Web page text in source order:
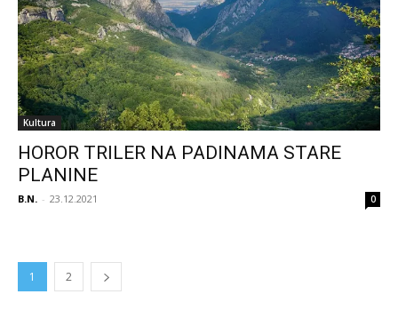
Kultura
HOROR TRILER NA PADINAMA STARE
PLANINE
B.N. - 23.12.2021 0
1 2